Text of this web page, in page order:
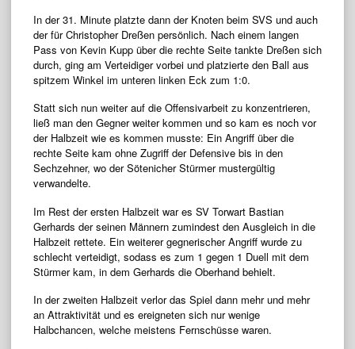
In der 31. Minute platzte dann der Knoten beim SVS und auch
der für Christopher Dreßen persönlich. Nach einem langen
Pass von Kevin Kupp über die rechte Seite tankte Dreßen sich
durch, ging am Verteidiger vorbei und platzierte den Ball aus
spitzem Winkel im unteren linken Eck zum 1:0.
Statt sich nun weiter auf die Offensivarbeit zu konzentrieren,
ließ man den Gegner weiter kommen und so kam es noch vor
der Halbzeit wie es kommen musste: Ein Angriff über die
rechte Seite kam ohne Zugriff der Defensive bis in den
Sechzehner, wo der Sötenicher Stürmer mustergültig
verwandelte.
Im Rest der ersten Halbzeit war es SV Torwart Bastian
Gerhards der seinen Männern zumindest den Ausgleich in die
Halbzeit rettete. Ein weiterer gegnerischer Angriff wurde zu
schlecht verteidigt, sodass es zum 1 gegen 1 Duell mit dem
Stürmer kam, in dem Gerhards die Oberhand behielt.
In der zweiten Halbzeit verlor das Spiel dann mehr und mehr
an Attraktivität und es ereigneten sich nur wenige
Halbchancen, welche meistens Fernschüsse waren.